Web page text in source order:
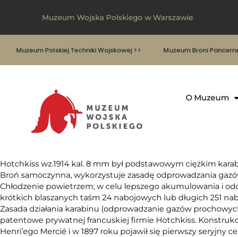
Muzeum Wojska Polskiego w Warszawie
Muzeum Polskiej Techniki Wojskowej >> Muzeum Broni
O Muzeum
Hotchkiss wz.1914 kal. 8 mm był podstawowym ciężkim
Broń samoczynna, wykorzystuje zasadę odprowadzania
Chłodzenie powietrzem; w celu lepszego akumulowania i
krótkich blaszanych taśm 24 nabojowych lub długich 251
Zasada działania karabinu (odprowadzanie gazów
patentowe prywatnej francuskiej firmie Hotchkiss.
Henri’ego Mercié i w 1897 roku pojawił się pierwszy seryjny